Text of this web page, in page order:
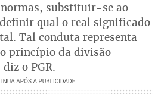
substituir-se ao
qual o real significado
Tal conduta representa
princípio da divisão
o PGR.